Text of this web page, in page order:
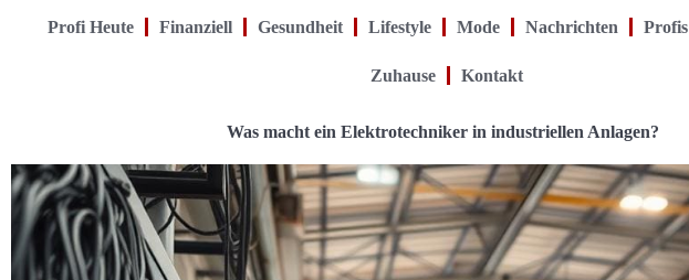
Profi Heute Finanziell Gesundheit Lifestyle Mode Nachrichten Profis
Zuhause Kontakt
Was macht ein Elektrotechniker in industriellen Anlagen?